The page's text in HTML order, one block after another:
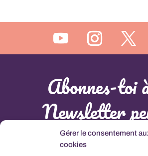
Gérer le consentement
cookies
Abonnes-toi
Newsletter
L'abonnement à cette newsletter comprant la connaissance et